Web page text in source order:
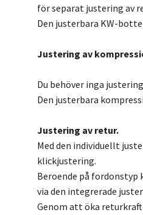
för separat justering av
Den justerbara KW-
Justering av
Du behöver inga
Den justerbara
Justering av retur.
Med den individuellt
klickjustering.
Beroende på fordonstyp
via den integrerade
Genom att öka